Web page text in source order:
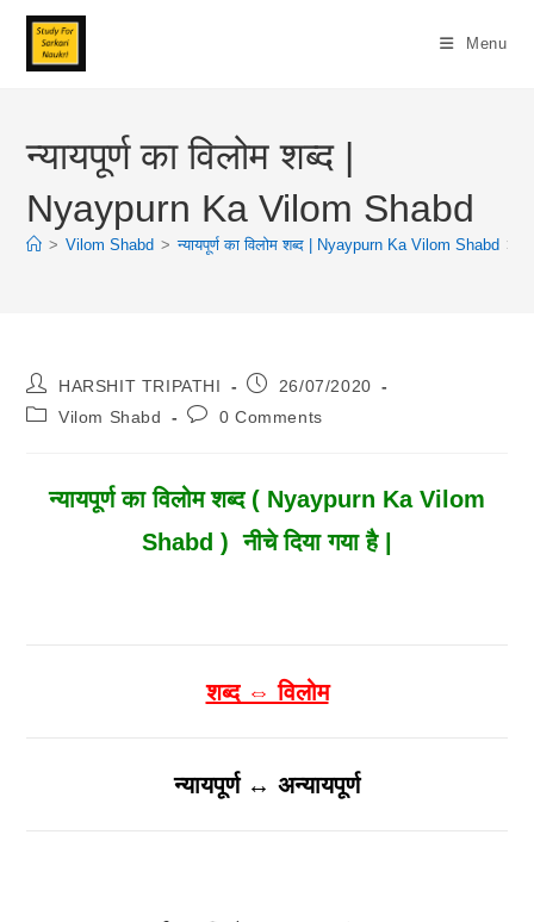
Skip
Content
Menu
न्यायपूर्ण का विलोम शब्द |
Nyaypurn Ka Vilom Shabd
> Vilom Shabd > न्यायपूर्ण का विलोम शब्द | Nyaypurn Ka Vilom Shabd >
Post
Author:
HARSHIT TRIPATHI
Post26/07/2020
PostVilom Shabd
Post0 Comments
न्यायपूर्ण का विलोम शब्द ( Nyaypurn Ka Vilom
Shabd ) नीचे दिया गया है |
शब्द ⇔ विलोम
न्यायपूर्ण ↔ अन्यायपूर्ण